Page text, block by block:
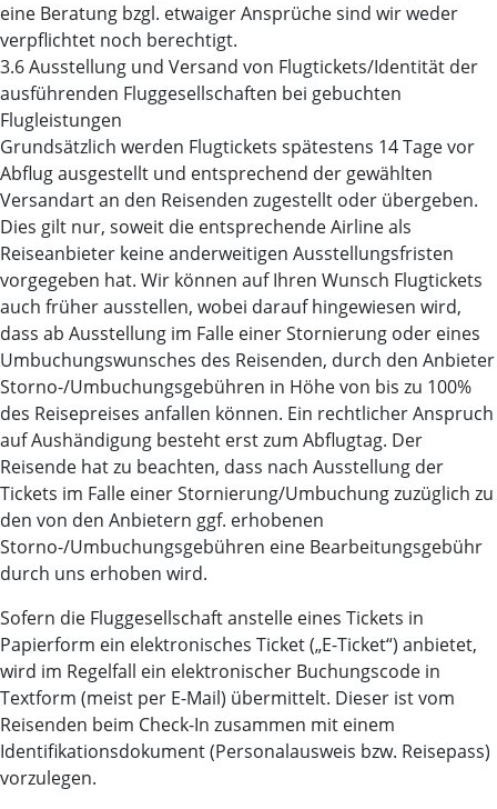
eine Beratung bzgl. etwaiger Ansprüche sind wir weder
verpflichtet noch berechtigt.
3.6 Ausstellung und Versand von Flugtickets/Identität der
ausführenden Fluggesellschaften bei gebuchten
Flugleistungen
Grundsätzlich werden Flugtickets spätestens 14 Tage vor
Abflug ausgestellt und entsprechend der gewählten
Versandart an den Reisenden zugestellt oder übergeben.
Dies gilt nur, soweit die entsprechende Airline als
Reiseanbieter keine anderweitigen Ausstellungsfristen
vorgegeben hat. Wir können auf Ihren Wunsch Flugtickets
auch früher ausstellen, wobei darauf hingewiesen wird,
dass ab Ausstellung im Falle einer Stornierung oder eines
Umbuchungswunsches des Reisenden, durch den Anbieter
Storno-/Umbuchungsgebühren in Höhe von bis zu 100%
des Reisepreises anfallen können. Ein rechtlicher Anspruch
auf Aushändigung besteht erst zum Abflugtag. Der
Reisende hat zu beachten, dass nach Ausstellung der
Tickets im Falle einer Stornierung/Umbuchung zuzüglich zu
den von den Anbietern ggf. erhobenen
Storno-/Umbuchungsgebühren eine Bearbeitungsgebühr
durch uns erhoben wird.
Sofern die Fluggesellschaft anstelle eines Tickets in
Papierform ein elektronisches Ticket („E-Ticket“) anbietet,
wird im Regelfall ein elektronischer Buchungscode in
Textform (meist per E-Mail) übermittelt. Dieser ist vom
Reisenden beim Check-In zusammen mit einem
Identifikationsdokument (Personalausweis bzw. Reisepass)
vorzulegen.